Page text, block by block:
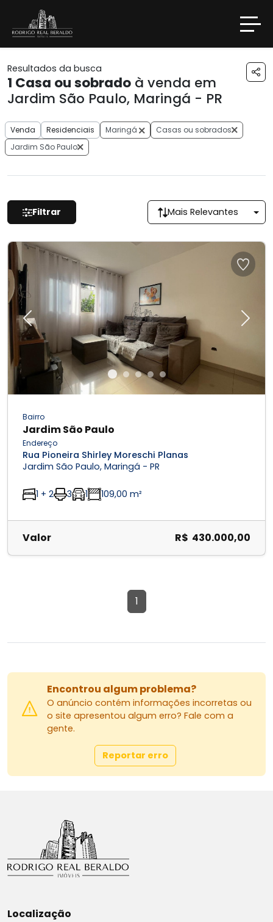
Resultados da busca
1 Casa ou sobrado à venda em
Jardim São Paulo, Maringá - PR
Venda Residenciais Maringá
Casas ou sobrados
Jardim São Paulo
Filtrar Mais Relevantes
Previous Next
Bairro
Jardim São Paulo
Endereço
Rua Pioneira Shirley Moreschi Planas
Jardim São Paulo, Maringá - PR
1 + 2 3 1 109,00 m²
Valor R$ 430.000,00
1
Encontrou algum problema?
O anúncio contém informações incorretas ou
o site apresentou algum erro? Fale com a
gente.
Reportar erro
Localização